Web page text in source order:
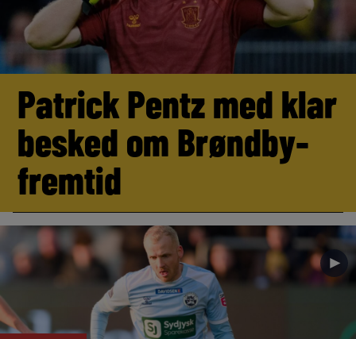
Patrick Pentz med klar
besked om Brøndby-
fremtid
►